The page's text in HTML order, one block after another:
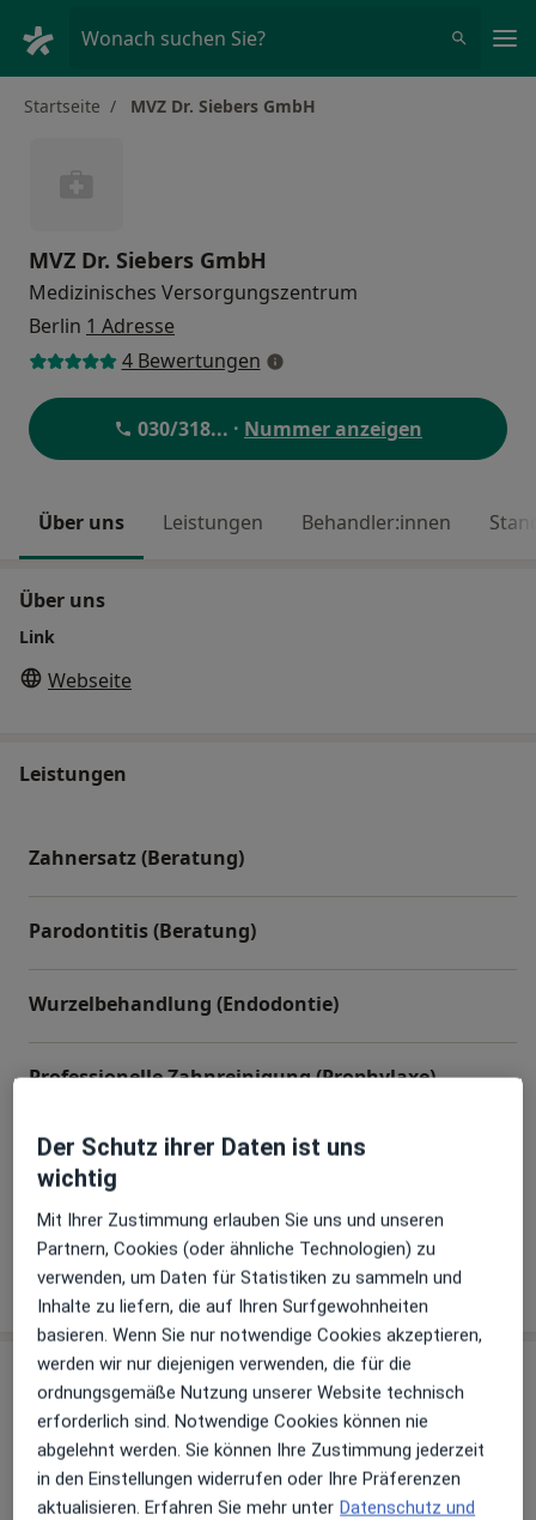
Wonach suchen Sie?
Startseite MVZ Dr. Siebers GmbH
MVZ Dr. Siebers GmbH
Medizinisches Versorgungszentrum
Berlin 1 Adresse
4 Bewertungen
030/318... · Nummer anzeigen
Über uns Leistungen Behandler:innen
Über uns
Link
Webseite
Leistungen
Zahnersatz (Beratung)
Parodontitis (Beratung)
Wurzelbehandlung (Endodontie)
Professionelle Zahnreinigung (Prophylaxe)
Implantologie
+ 2 Terminarten
Wie funktioniert die Preisbildung?
Behandler:innen Überprüfe meine Versicherung
Dr. med. dent. M.Sc. Derk Siebers
Zahnarzt
Der Schutz ihrer Daten ist uns
wichtig
Mit Ihrer Zustimmung erlauben Sie uns und unseren
Partnern, Cookies (oder ähnliche Technologien) zu
verwenden, um Daten für Statistiken zu sammeln und
Inhalte zu liefern, die auf Ihren Surfgewohnheiten
basieren. Wenn Sie nur notwendige Cookies akzeptieren,
werden wir nur diejenigen verwenden, die für die
ordnungsgemäße Nutzung unserer Website technisch
erforderlich sind. Notwendige Cookies können nie
abgelehnt werden. Sie können Ihre Zustimmung jederzeit
in den Einstellungen widerrufen oder Ihre Präferenzen
aktualisieren. Erfahren Sie mehr unter Datenschutz und